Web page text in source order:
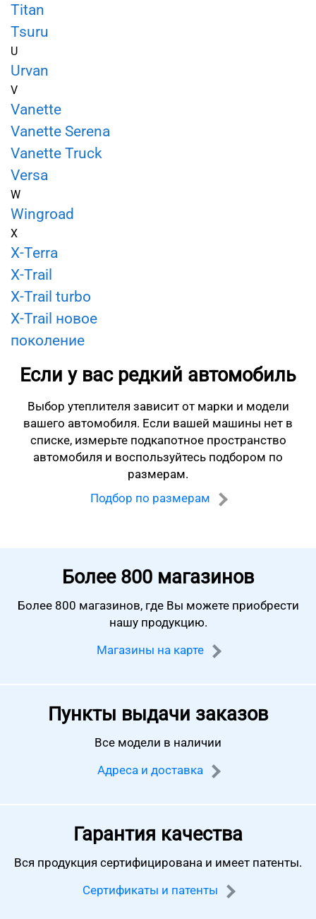
Titan
Tsuru
U
Urvan
V
Vanette
Vanette Serena
Vanette Truck
Versa
W
Wingroad
X
X-Terra
X-Trail
X-Trail turbo
X-Trail новое
поколение
Если у вас редкий автомобиль
Выбор утеплителя зависит от марки и модели
вашего автомобиля. Если вашей машины нет в
списке, измерьте подкапотное пространство
автомобиля и воспользуйтесь подбором по
размерам.
Подбор по размерам
Более 800 магазинов
Более 800 магазинов, где Вы можете приобрести
нашу продукцию.
Магазины на карте
Пункты выдачи заказов
Все модели в наличии
Адреса и доставка
Гарантия качества
Вся продукция сертифицирована и имеет патенты.
Сертификаты и патенты